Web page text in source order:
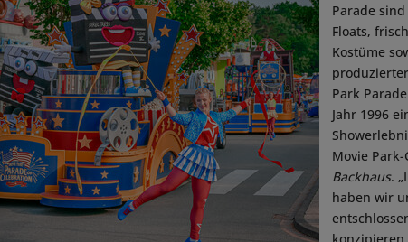
Parade
Floats,
Kostüme
Park
Jahr 1996
Movie
Backhaus.
haben wir